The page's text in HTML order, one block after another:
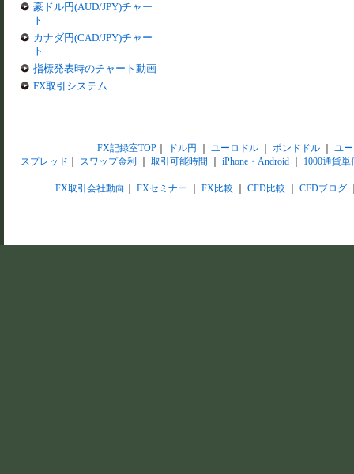
豪ドル円(AUD/JPY)チャー
ト
カナダ円(CAD/JPY)チャー
ト
指標発表時のチャート動画
FX取引システム
FX記録室TOP｜ ドル円 ユーロドル｜ ポンドドル｜ ユ
スプレッド
スワップ金利 取引可能時間 iPhone・Android 1000通貨単
FX取引会社動向 FXセミナー FX比較 CFD比較 CFDブログ